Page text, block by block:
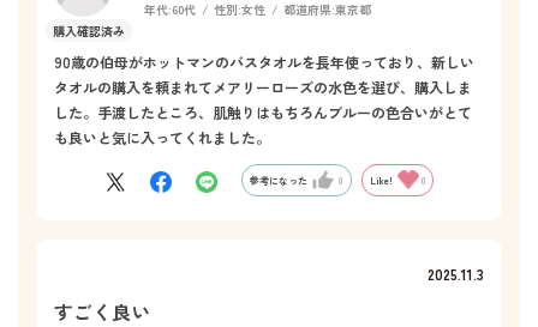
年代:60代 性別:女性 都道府県:東京都
90歳の伯母がホットマンのバスタオルを長年使っており、新しい
タオルの購入を頼まれてメアリーローズの水色を選び、購入しま
した。手渡したところ、肌触りはもちろんブルーの色合いがとて
も良いと気に入ってくれました。
参考になった 0 Like! 0
2025.11.3
すごく良い